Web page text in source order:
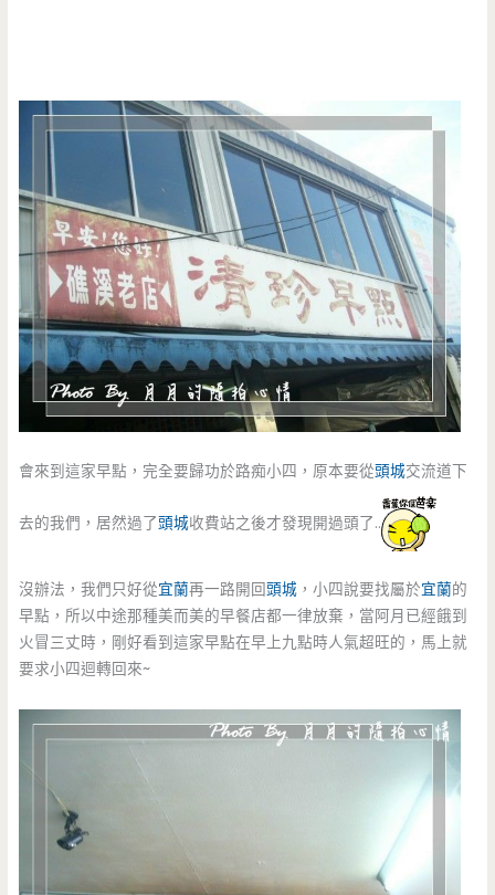
會來到這家早點，完全要歸功於路痴小四，原本要從頭城交流道下
去的我們，居然過了頭城收費站之後才發現開過頭了..
沒辦法，我們只好從宜蘭再一路開回頭城 ，小四說要找屬於宜蘭的
早點，所以中途那種美而美的早餐店都一律放棄，當阿月已經餓到
火冒三丈時，剛好看到這家早點在早上九點時人氣超旺的，馬上就
要求小四迴轉回來~